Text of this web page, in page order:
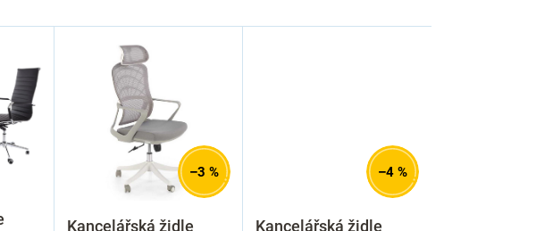
–3 %
Kancelářská židle
–4 %
Kancelářská židle